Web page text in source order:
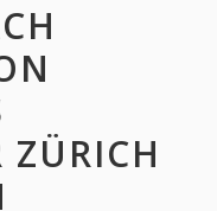
ZÜRICH